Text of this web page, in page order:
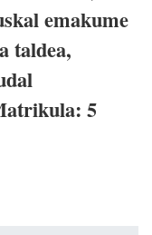
emakume
taldea,
5